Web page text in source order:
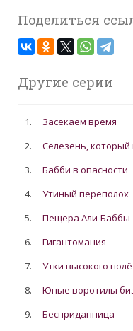
Поделиться
Другие серии
1.
Засекаем время
2.
Селезень, который
3.
Бабби в опасности
4.
Утиный переполох
5.
Пещера Али-Баббы
6.
Гигантомания
7.
Утки высокого
8.
Юные воротилы
9.
Бесприданница